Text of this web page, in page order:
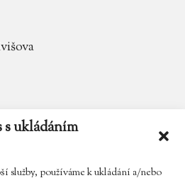
s ukládáním
služby, používáme k ukládání a/nebo